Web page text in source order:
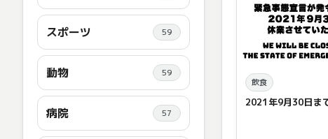
スポーツ 59
動物 59
病院 57
飲食
2021年9月30日ま